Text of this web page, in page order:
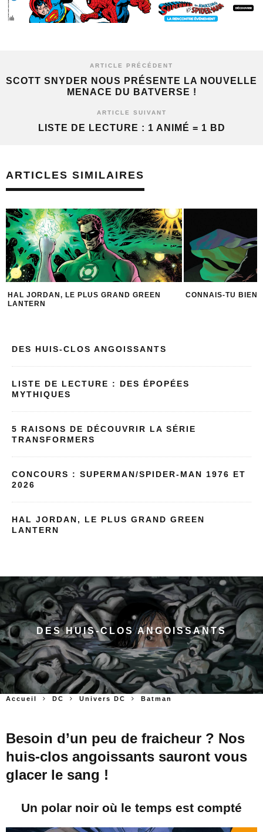
ARTICLE PRÉCÉDENT
SCOTT SNYDER NOUS PRÉSENTE LA NOUVELLE
MENACE DU BATVERSE !
ARTICLE SUIVANT
LISTE DE LECTURE : 1 ANIMÉ = 1 BD
ARTICLES SIMILAIRES
CONNAIS-TU BIEN LES GREEN LANTERN ? 10 FUN FACTS
DES HUIS-CLOS ANGOISSANTS
LISTE DE LECTURE : DES ÉPOPÉES
MYTHIQUES
5 RAISONS DE DÉCOUVRIR LA SÉRIE
TRANSFORMERS
CONCOURS : SUPERMAN/SPIDER-MAN 1976 ET
2026
HAL JORDAN, LE PLUS GRAND GREEN
LANTERN
DES HUIS-CLOS ANGOISSANTS
Accueil DC Univers DC Batman
Besoin d’un peu de fraicheur ? Nos
huis-clos angoissants sauront vous
glacer le sang !
Un polar noir où le temps est compté